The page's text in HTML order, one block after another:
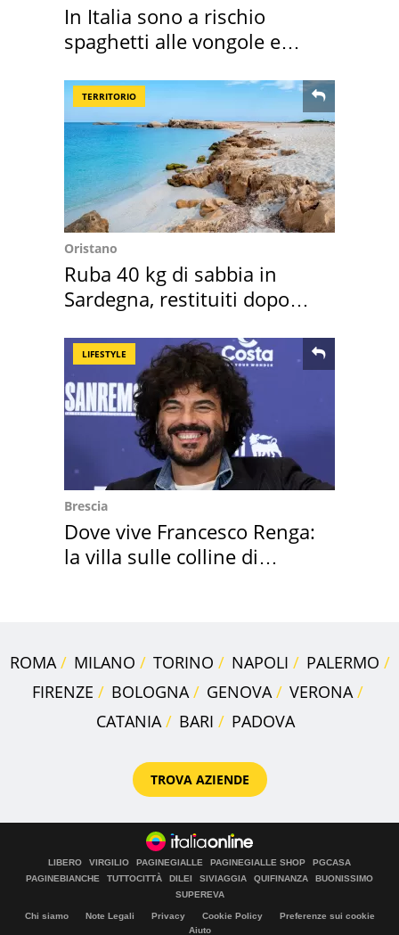
In Italia sono a rischio
spaghetti alle vongole e
TERRITORIO
Oristano
Ruba 40 kg di sabbia in
Sardegna, restituiti dopo
LIFESTYLE
Brescia
Dove vive Francesco Renga:
la villa sulle colline di
ROMA MILANO TORINO NAPOLI
PALERMO
FIRENZE
BOLOGNA GENOVA
VERONA
CATANIA
BARI PADOVA
TROVA AZIENDE
LIBERO VIRGILIO PAGINEGIALLE PAGINEGIALLE SHOP
PGCASA
PAGINEBIANCHE
TUTTOCITTÀ DILEI SIVIAGGIA QUIFINANZA
BUONISSIMO
SUPEREVA
Chi siamo Note Legali Privacy Cookie Policy
Preferenze sui cookie
Aiuto